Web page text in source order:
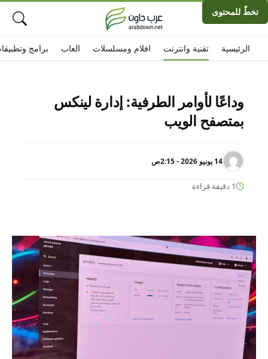
تخطّ للمحتوى
الرئيسية افلام ومسلسلات تقنية وانترنت العاب برامج
وداعًا لأوامر الطرفية: إدارة لينكس
بمتصفح الويب
14 يونيو 2026 - 2:15ص
1 دقيقة قراءة